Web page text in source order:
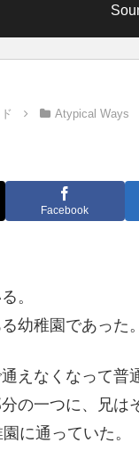
Atypical Ways
Facebook
。
幼稚園であった。
えなくなって普
の一つに、兄
に通っていた。